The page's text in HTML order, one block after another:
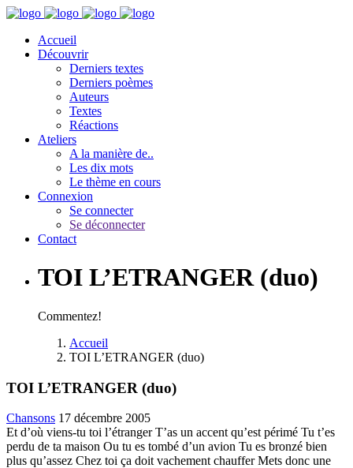
Accueil
Découvrir
Derniers textes
Derniers poèmes
Auteurs
Textes
Réactions
Ateliers
A la manière de..
Les dix mots
Le thème en cours
Connexion
Se connecter
Se déconnecter
Contact
TOI L’ETRANGER (duo)
Commentez!
Accueil
TOI L’ETRANGER (duo)
TOI L’ETRANGER (duo)
Chansons 17 décembre 2005
Et d’où viens-tu toi l’étranger T’as un accent qu’est périmé Tu t’es
perdu de ta maison Ou tu es tombé d’un avion Tu es bronzé bien
plus qu’assez Chez toi ça doit vachement chauffer Mets donc une